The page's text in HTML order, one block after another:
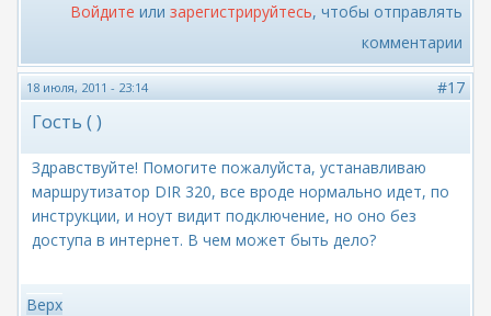
Войдите или зарегистрируйтесь, чтобы отправлять
комментарии
18 июля, 2011 - 23:14 #17
Гость ( )
Здравствуйте! Помогите пожалуйста, устанавливаю
маршрутизатор DIR 320, все вроде нормально идет, по
инструкции, и ноут видит подключение, но оно без
доступа в интернет. В чем может быть дело?
Верх